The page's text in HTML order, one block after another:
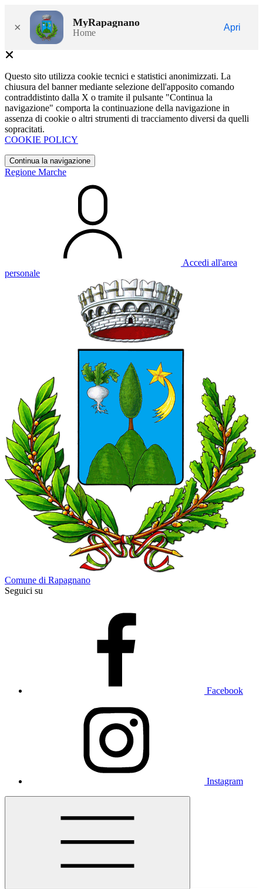
× MyRapagnano
Home
Apri
Questo sito utilizza cookie tecnici e statistici anonimizzati. La
chiusura del banner mediante selezione dell'apposito comando
contraddistinto dalla X o tramite il pulsante "Continua la
navigazione" comporta la continuazione della navigazione in
assenza di cookie o altri strumenti di tracciamento diversi da quelli
sopracitati.
COOKIE POLICY
Continua la navigazione
Regione Marche
Accedi all'area
personale
Comune di Rapagnano
Seguici su
Facebook
Instagram